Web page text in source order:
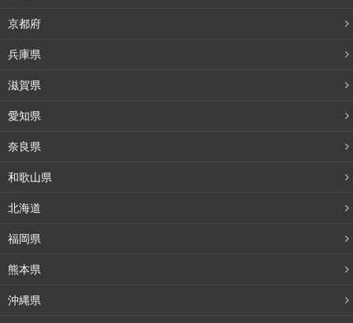
京都府
兵庫県
滋賀県
愛知県
奈良県
和歌山県
北海道
福岡県
熊本県
沖縄県